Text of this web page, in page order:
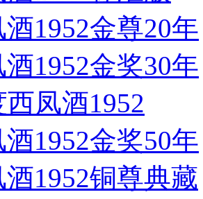
1952金尊20年
1952金奖30年
西凤酒1952
1952金奖50年
1952铜尊典藏